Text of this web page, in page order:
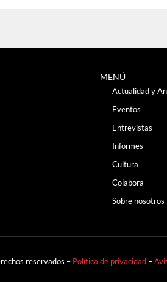
MENÚ
Actualidad y
Eventos
Entrevistas
Informes
Cultura
Colabora
Sobre nosotros
reservados – Política de privacidad –